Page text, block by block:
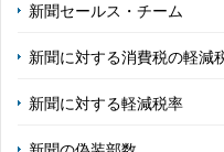
新聞セールス・チーム
新聞に対する消費税の軽減
新聞に対する軽減税率